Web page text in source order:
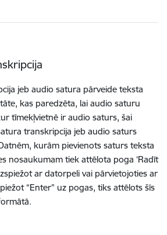
jeb audio satura pārveide teksta
kas paredzēta, lai audio saturu
tīmekļvietnē ir audio saturs, šai
transkripcija jeb audio saturs
kurām pievienots saturs teksta
nosaukumam tiek attēlota poga ‘Radīt
ar datorpeli vai pārvietojoties ar
“Enter” uz pogas, tiks attēlots šīs